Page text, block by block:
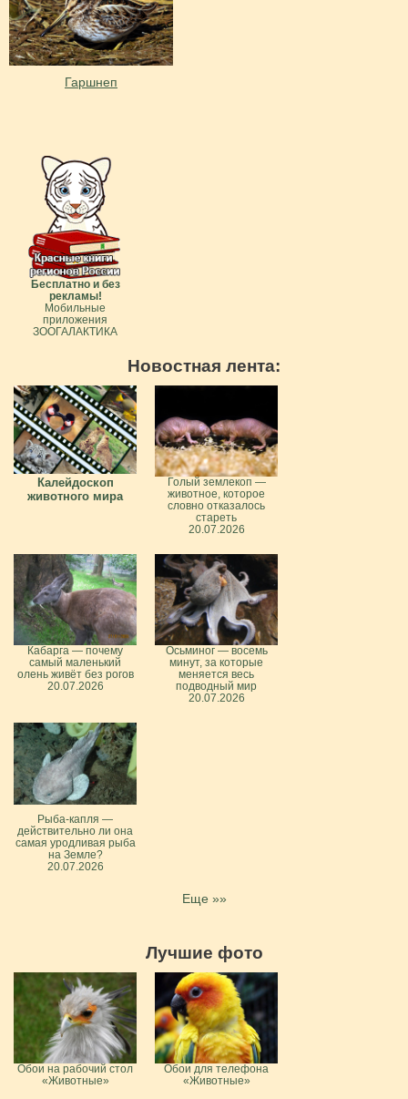
Гаршнеп
Бесплатно и без
рекламы!
Мобильные
приложения
ЗООГАЛАКТИКА
Новостная лента:
Калейдоскоп
животного мира
Голый землекоп —
животное, которое
словно отказалось
стареть
20.07.2026
Кабарга — почему
самый маленький
олень живёт без рогов
20.07.2026
Осьминог — восемь
минут, за которые
меняется весь
подводный мир
20.07.2026
Рыба-капля —
действительно ли она
самая уродливая рыба
на Земле?
20.07.2026
Еще »»
Лучшие фото
Обои на рабочий стол
«Животные»
Обои для телефона
«Животные»